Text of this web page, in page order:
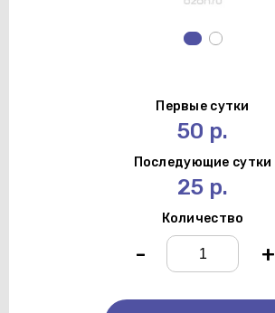
Первые сутки
50 р.
Последующие сутки
25 р.
Количество
- +